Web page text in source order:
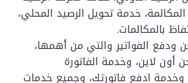
خدمة تحويل الرصيد المحلي،
بالمكالمات.
الفواتير والتي من أهمها،
أون لاين، وخدمة الفاتورة
وخدمة ادفع فاتورتك، وجميع خدمات